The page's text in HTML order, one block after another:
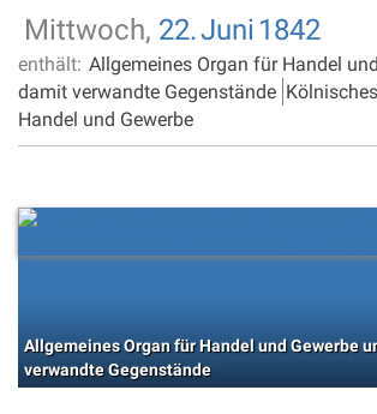
Mittwoch, 22.Juni 1842
enthält: Allgemeines Organ für Handel
damit verwandte Gegenstände
Handel und Gewerbe
Allgemeines Organ für Handel und Gewerbe
verwandte Gegenstände